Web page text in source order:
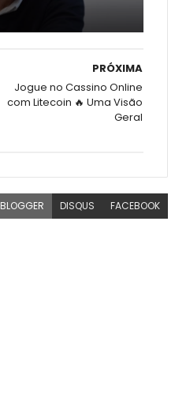
PRÓXIMA
Jogue no Cassino Online
com Litecoin 🔥 Uma Visão
Geral
BLOGGER DISQUS FACEBOOK